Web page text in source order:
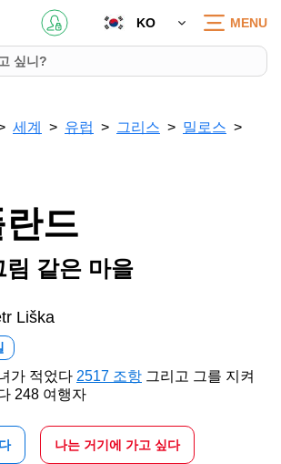
KO MENU
세계 유럽 그리스 밀로스
드
림 같은 마을
Liška
가 적었다 2517 조항 그리고 그를 지켜
248 여행자
나는 거기에 가고 싶다